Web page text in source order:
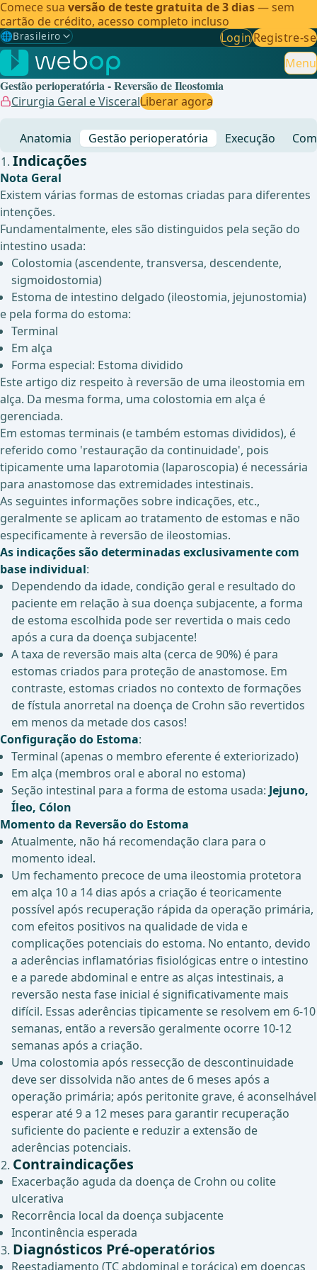
Comece sua versão de teste gratuita de 3 dias— sem
cartão de crédito, acesso completo incluso
🌐Brasileiro
Gewählte Sprache: Brasileiro
🇩🇪 Alemão
🇬🇧Inglês
🇧🇷 Brasileiro
LoginRegistre-se
Menu
Gestão perioperatória - Reversão de Ileostomia
Cirurgia Geral e VisceralLiberar agora
Anatomia Gestão perioperatória Execução
Indicações
Nota Geral
Existem várias formas de estomas criadas para diferentes
intenções.
Fundamentalmente, eles são distinguidos pela seção do
intestino usada:
Colostomia (ascendente, transversa, descendente,
sigmoidostomia)
Estoma de intestino delgado (ileostomia, jejunostomia)
e pela forma do estoma:
Terminal
Em alça
Forma especial: Estoma dividido
Este artigo diz respeito à reversão de uma ileostomia em
alça. Da mesma forma, uma colostomia em alça é
gerenciada.
Em estomas terminais (e também estomas divididos), é
referido como 'restauração da continuidade', pois
tipicamente uma laparotomia (laparoscopia) é necessária
para anastomose das extremidades intestinais.
As seguintes informações sobre indicações, etc.,
geralmente se aplicam ao tratamento de estomas e não
especificamente à reversão de ileostomias.
As indicações são determinadas exclusivamente com
base individual:
Dependendo da idade, condição geral e resultado do
paciente em relação à sua doença subjacente, a forma
de estoma escolhida pode ser revertida o mais cedo
após a cura da doença subjacente!
A taxa de reversão mais alta (cerca de 90%) é para
estomas criados para proteção de anastomose. Em
contraste, estomas criados no contexto de formações
de fístula anorretal na doença de Crohn são revertidos
em menos da metade dos casos!
Configuração do Estoma:
Terminal (apenas o membro eferente é exteriorizado)
Em alça (membros oral e aboral no estoma)
Seção intestinal para a forma de estoma usada: Jejuno,
Íleo, Cólon
Momento da Reversão do Estoma
Atualmente, não há recomendação clara para o
momento ideal.
Um fechamento precoce de uma ileostomia protetora
em alça 10 a 14 dias após a criação é teoricamente
possível após recuperação rápida da operação primária,
com efeitos positivos na qualidade de vida e
complicações potenciais do estoma. No entanto, devido
a aderências inflamatórias fisiológicas entre o intestino
e a parede abdominal e entre as alças intestinais, a
reversão nesta fase inicial é significativamente mais
difícil. Essas aderências tipicamente se resolvem em 6-10
semanas, então a reversão geralmente ocorre 10-12
semanas após a criação.
Uma colostomia após ressecção de descontinuidade
deve ser dissolvida não antes de 6 meses após a
operação primária; após peritonite grave, é aconselhável
esperar até 9 a 12 meses para garantir recuperação
suficiente do paciente e reduzir a extensão de
aderências potenciais.
Contraindicações
Exacerbação aguda da doença de Crohn ou colite
ulcerativa
Recorrência local da doença subjacente
Incontinência esperada
Diagnósticos Pré-operatórios
Reestadiamento (TC abdominal e torácica) em doenças